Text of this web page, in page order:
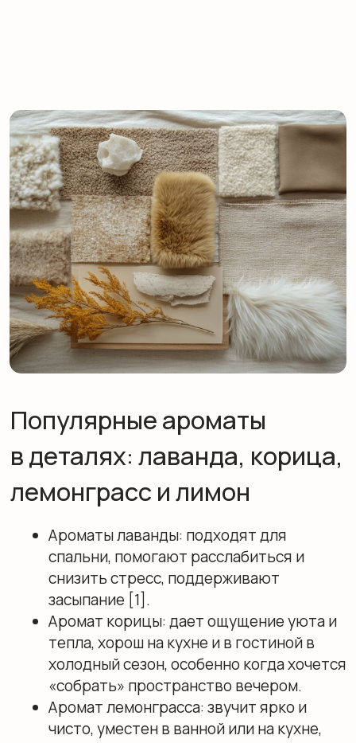
Лучшие подборки
и популярные
коллекции
Дайте волю своему
стилю и взгляду на мир с нашими лучшими
подборками и популярными коллекциями.
Погрузитесь в атмосферу стиля и комфорта,
ведь у нас все готово для вашего уюта.
Ароматерапия
Ароматические диффузоры